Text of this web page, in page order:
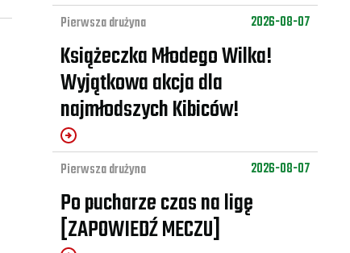
Pierwsza drużyna 2026-08-07
Książeczka Młodego Wilka!
Wyjątkowa akcja dla
najmłodszych Kibiców!
Pierwsza drużyna 2026-08-07
Po pucharze czas na ligę
[ZAPOWIEDŹ MECZU]